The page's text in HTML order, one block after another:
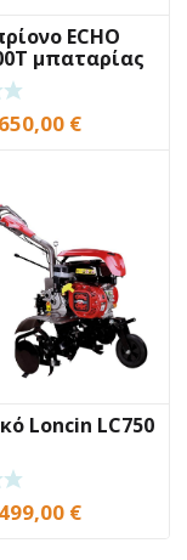
ECHO
μπαταρίας
Original
€.
650,00 €Η
Loncin LC750
Original
499,00 €Η